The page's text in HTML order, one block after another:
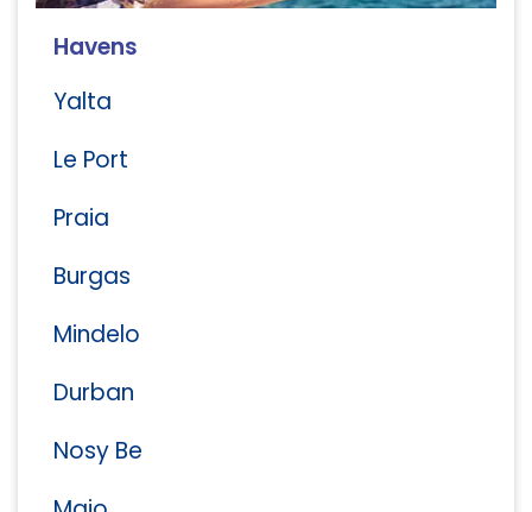
Havens
Yalta
Le Port
Praia
Burgas
Mindelo
Durban
Nosy Be